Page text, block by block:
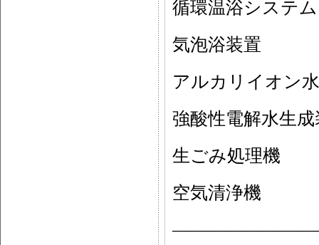
循環温浴システム
気泡浴装置
アルカリイオン
強酸性電解水生
生ごみ処理機
空気清浄機